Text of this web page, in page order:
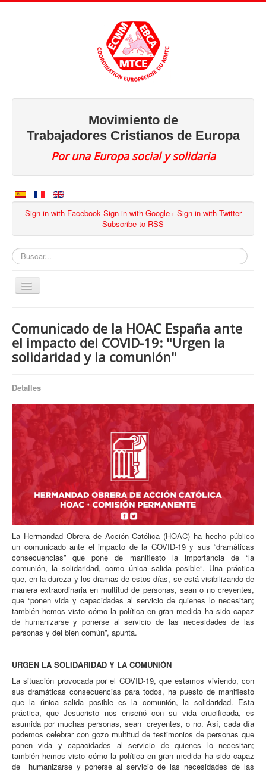
Movimiento de
Trabajadores Cristianos de Europa
Por una Europa social y solidaria
Sign in with Facebook Sign in with Google+ Sign in with Twitter
Subscribe to RSS
Buscar
Cambiar
navegación
¿Quiénes somos?
¿Qué hacemos?
Artículos archivados
Contacto
Comunicado de la HOAC España ante
el impacto del COVID-19: "Urgen la
solidaridad y la comunión"
Detalles
La Hermandad Obrera de Acción Católica (HOAC) ha hecho público
un comunicado ante el impacto de la COVID-19 y sus “dramáticas
consecuencias” que pone de manifiesto la importancia de “la
comunión, la solidaridad, como única salida posible”. Una práctica
que, en la dureza y los dramas de estos días, se está visibilizando de
manera extraordinaria en multitud de personas, sean o no creyentes,
que “ponen vida y capacidades al servicio de quienes lo necesitan;
también hemos visto cómo la política en gran medida ha sido capaz
de humanizarse y ponerse al servicio de las necesidades de las
personas y del bien común”, apunta.
URGEN LA SOLIDARIDAD Y LA COMUNIÓN
La situación provocada por el COVID-19, que estamos viviendo, con
sus dramáticas consecuencias para todos, ha puesto de manifiesto
que la única salida posible es la comunión, la solidaridad. Esta
práctica, que Jesucristo nos enseñó con su vida crucificada, es
asumida por muchas personas, sean creyentes, o no. Así, cada día
podemos celebrar con gozo multitud de testimonios de personas que
ponen vida y capacidades al servicio de quienes lo necesitan;
también hemos visto cómo la política en gran medida ha sido capaz
de humanizarse y ponerse al servicio de las necesidades de las